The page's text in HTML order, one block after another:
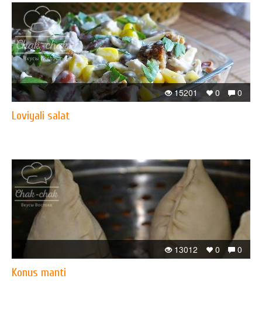
0
0
15201
Loviyali salat
0
0
13012
Konus manti